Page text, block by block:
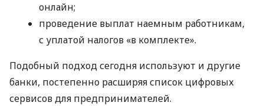
онлайн;
проведение выплат наемным работникам,
с уплатой налогов «в комплекте».
Подобный подход сегодня используют и другие
банки, постепенно расширяя список цифровых
сервисов для предпринимателей.